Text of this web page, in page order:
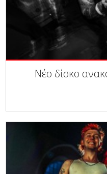
Νέο δίσκο